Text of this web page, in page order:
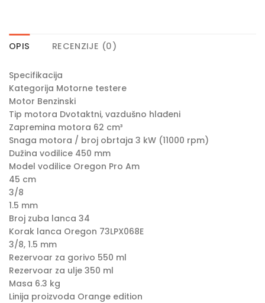
OPIS RECENZIJE (0)
Specifikacija
Kategorija Motorne testere
Motor Benzinski
Tip motora Dvotaktni, vazdušno hlađeni
Zapremina motora 62 cm³
Snaga motora / broj obrtaja 3 kW (11000 rpm)
Dužina vodilice 450 mm
Model vodilice Oregon Pro Am
45 cm
3/8
1.5 mm
Broj zuba lanca 34
Korak lanca Oregon 73LPX068E
3/8, 1.5 mm
Rezervoar za gorivo 550 ml
Rezervoar za ulje 350 ml
Masa 6.3 kg
Linija proizvoda Orange edition